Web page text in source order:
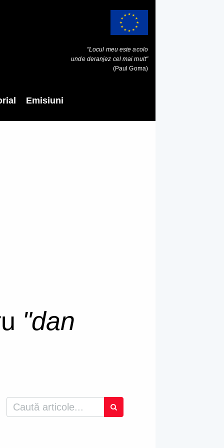
"Locul meu este acolo
unde deranjez cel mai mult"
(Paul Goma)
Emisiuni
"dan